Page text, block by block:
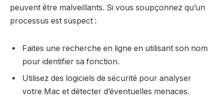
peuvent être malveillants. Si vous soupçonnez qu’un
processus est suspect :
Faites une recherche en ligne en utilisant son nom
pour identifier sa fonction.
Utilisez des logiciels de sécurité pour analyser
votre Mac et détecter d’éventuelles menaces.